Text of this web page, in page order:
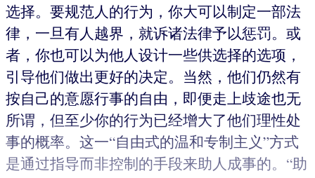
选择。要规范人的行为，你大可以制定一部法
律，一旦有人越界，就诉诸法律予以惩罚。或
者，你也可以为他人设计一些供选择的选项，
引导他们做出更好的决定。当然，他们仍然有
按自己的意愿行事的自由，即便走上歧途也无
所谓，但至少你的行为已经增大了他们理性处
事的概率。这一“自由式的温和专制主义”方式
是通过指导而非控制的手段来助人成事的。“助